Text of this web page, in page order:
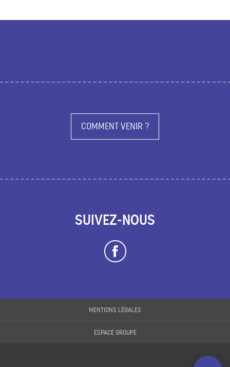
email
COMMENT VENIR ?
SUIVEZ-NOUS
MENTIONS LÉGALES
ESPACE GROUPE